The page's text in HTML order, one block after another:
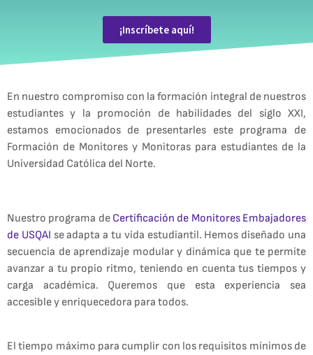
¡Inscríbete aquí!
En nuestro compromiso con la formación integral de nuestros
estudiantes y la promoción de habilidades del siglo XXI,
estamos emocionados de presentarles este programa de
Formación de Monitores y Monitoras para estudiantes de la
Universidad Católica del Norte.
Nuestro programa de Certificación de Monitores Embajadores
de USQAI se adapta a tu vida estudiantil. Hemos diseñado una
secuencia de aprendizaje modular y dinámica que te permite
avanzar a tu propio ritmo, teniendo en cuenta tus tiempos y
carga académica. Queremos que esta experiencia sea
accesible y enriquecedora para todos.
El tiempo máximo para cumplir con los requisitos mínimos de